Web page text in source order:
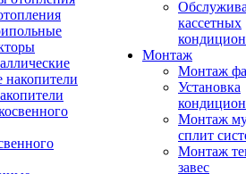
кассетных
Монтаж
Монтаж
Установка
Монтаж
сплит
Монтаж
завес